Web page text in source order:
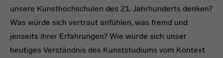
unsere Kunsthochschulen des 21. Jahrhunderts denken?
Was würde sich vertraut anfühlen, was fremd und
jenseits ihrer Erfahrungen? Wie würde sich unser
heutiges Verständnis des Kunststudiums vom Kontext